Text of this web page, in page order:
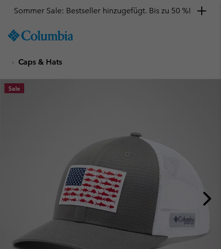
TO
SKIP
MAIN
NAV
Sommer Sale: Bestseller hinzugefügt. Bis zu 50 %!
Caps & Hats
Sale